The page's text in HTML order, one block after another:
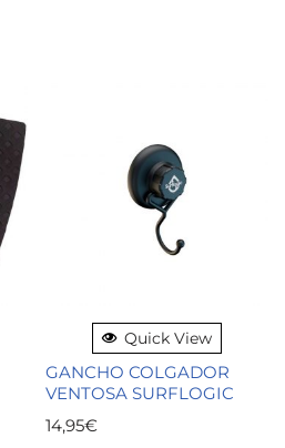
Quick View
GANCHO COLGADOR
VENTOSA SURFLOGIC
14,95€